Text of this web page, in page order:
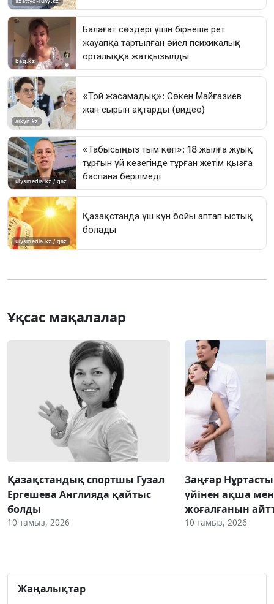
Ұқсас мақалалар
Қазақстандық спортшы Гузал
Ергешева Англияда қайтыс
болды
10 тамыз, 2026
Заңғар
үйінен ақша
жоғалғанын
10 тамыз, 2026
Жаңалықтар